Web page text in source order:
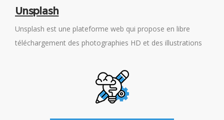
Unsplash
Unsplash est une plateforme web qui propose en libre
téléchargement des photographies HD et des illustrations